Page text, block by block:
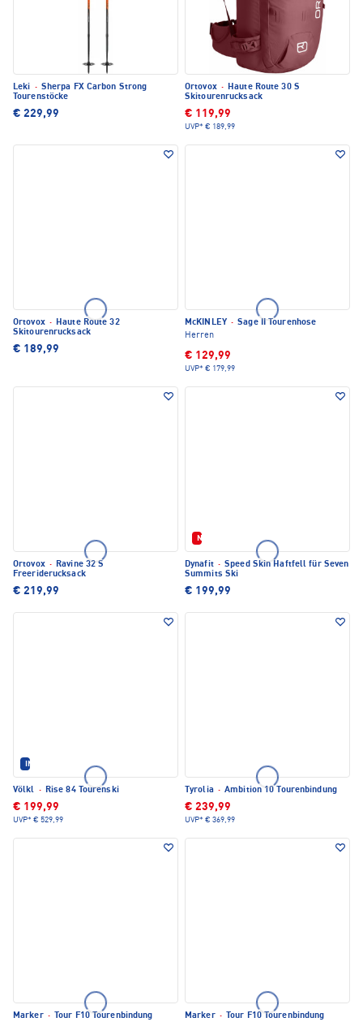
Leki · Sherpa FX Carbon Strong
Tourenstöcke
€ 229,99
Ortovox · Haute Route 30 S
Skitourenrucksack
€ 119,99
UVP* € 189,99
Ortovox · Haute Route 32
Skitourenrucksack
€ 189,99
McKINLEY · Sage II Tourenhose
Herren
€ 129,99
UVP* € 179,99
Ortovox · Ravine 32 S
Freeriderucksack
€ 219,99
Neu
Dynafit · Speed Skin Haftfell für Seven
Summits Ski
€ 199,99
IM SET ERHÄLTLICH
Völkl · Rise 84 Tourenski
€ 199,99
UVP* € 529,99
Tyrolia · Ambition 10 Tourenbindung
€ 239,99
UVP* € 369,99
Marker · Tour F10 Tourenbindung Marker · Tour F10 Tourenbindung